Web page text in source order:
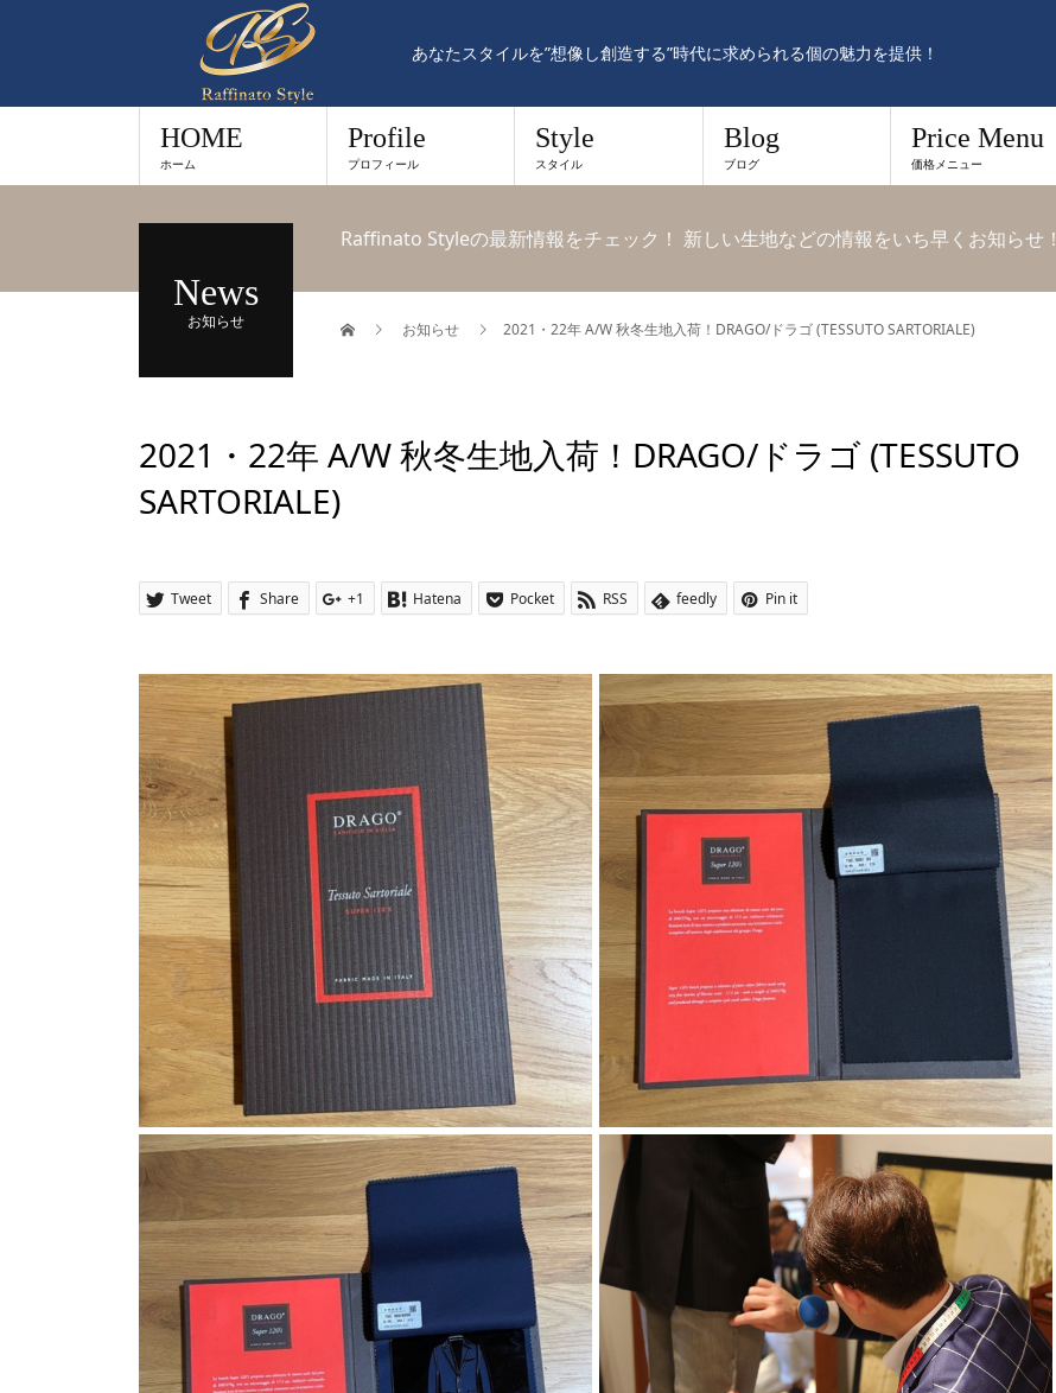
あなたスタイルを”想像し創造する”時代に求められる個の魅力を提供！
HOME
ホーム
Profile
プロフィール
Style
スタイル
Blog
ブログ
Price Menu
価格メニュー
News
お知らせ
Raffinato Styleの最新情報をチェック！ 新しい生地などの情報をいち早くお知らせ！
お知らせ 2021・22年 A/W 秋冬生地入荷！DRAGO/ドラゴ (TESSUTO SARTORIALE)
2021・22年 A/W 秋冬生地入荷！DRAGO/ドラゴ (TESSUTO
SARTORIALE)
Tweet Share +1 Hatena Pocket RSS feedly Pin it